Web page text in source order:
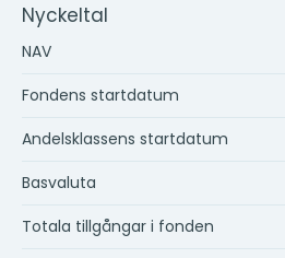
Nyckeltal
NAV
Fondens startdatum
Andelsklassens startdatum
Basvaluta
Totala tillgångar i fonden